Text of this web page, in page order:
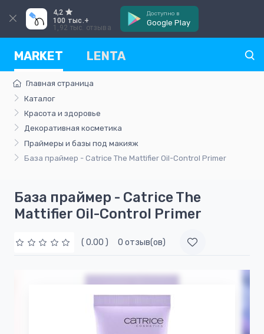
4,2
100 тыс.+
1,92 тыс. отзыва
Доступно в
Google Play
MARKET LENTA
Главная страница
Каталог
Красота и здоровье
Декоративная косметика
Праймеры и базы под макияж
База праймер - Catrice The Mattifier Oil-Control Primer
База праймер - Catrice The
Mattifier Oil-Control Primer
( 0.00 ) 0 отзыв(ов)